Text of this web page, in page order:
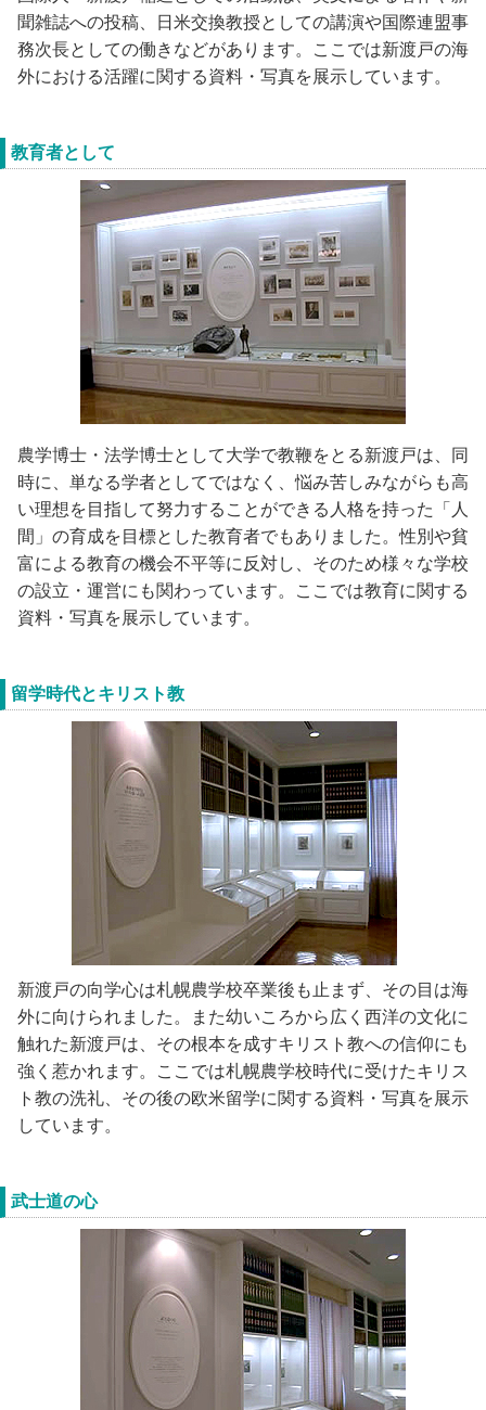
聞雑誌への投稿、日米交換教授としての講演や国際連盟事
務次長としての働きなどがあります。ここでは新渡戸の海
外における活躍に関する資料・写真を展示しています。
教育者として
農学博士・法学博士として大学で教鞭をとる新渡戸は、同
時に、単なる学者としてではなく、悩み苦しみながらも高
い理想を目指して努力することができる人格を持った「人
間」の育成を目標とした教育者でもありました。性別や貧
富による教育の機会不平等に反対し、そのため様々な学校
の設立・運営にも関わっています。ここでは教育に関する
資料・写真を展示しています。
留学時代とキリスト教
新渡戸の向学心は札幌農学校卒業後も止まず、その目は海
外に向けられました。また幼いころから広く西洋の文化に
触れた新渡戸は、その根本を成すキリスト教への信仰にも
強く惹かれます。ここでは札幌農学校時代に受けたキリス
ト教の洗礼、その後の欧米留学に関する資料・写真を展示
しています。
武士道の心